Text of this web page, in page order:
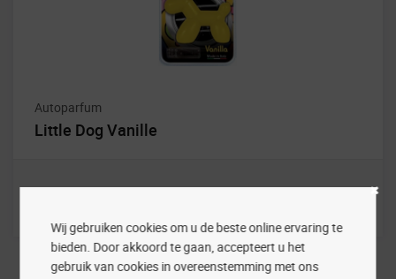
Autoparfum
Little Dog Vanille
Wij gebruiken cookies om u de beste online ervaring te
bieden. Door akkoord te gaan, accepteert u het
gebruik van cookies in overeenstemming met ons